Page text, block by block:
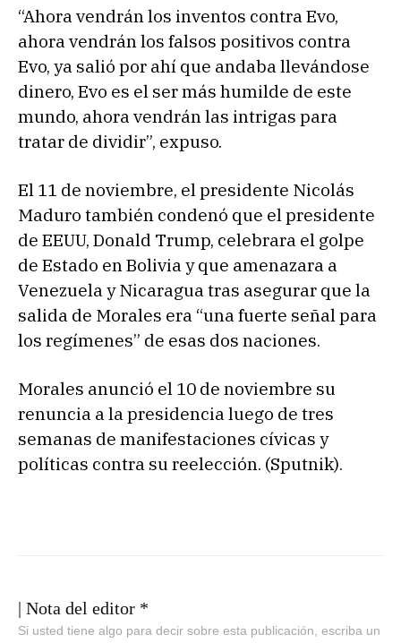
“Ahora vendrán los inventos contra Evo,
ahora vendrán los falsos positivos contra
Evo, ya salió por ahí que andaba llevándose
dinero, Evo es el ser más humilde de este
mundo, ahora vendrán las intrigas para
tratar de dividir”, expuso.
El 11 de noviembre, el presidente Nicolás
Maduro también condenó que el presidente
de EEUU, Donald Trump, celebrara el golpe
de Estado en Bolivia y que amenazara a
Venezuela y Nicaragua tras asegurar que la
salida de Morales era “una fuerte señal para
los regímenes” de esas dos naciones.
Morales anunció el 10 de noviembre su
renuncia a la presidencia luego de tres
semanas de manifestaciones cívicas y
políticas contra su reelección. (Sputnik).
| Nota del editor *
Si usted tiene algo para decir sobre esta publicación, escriba un